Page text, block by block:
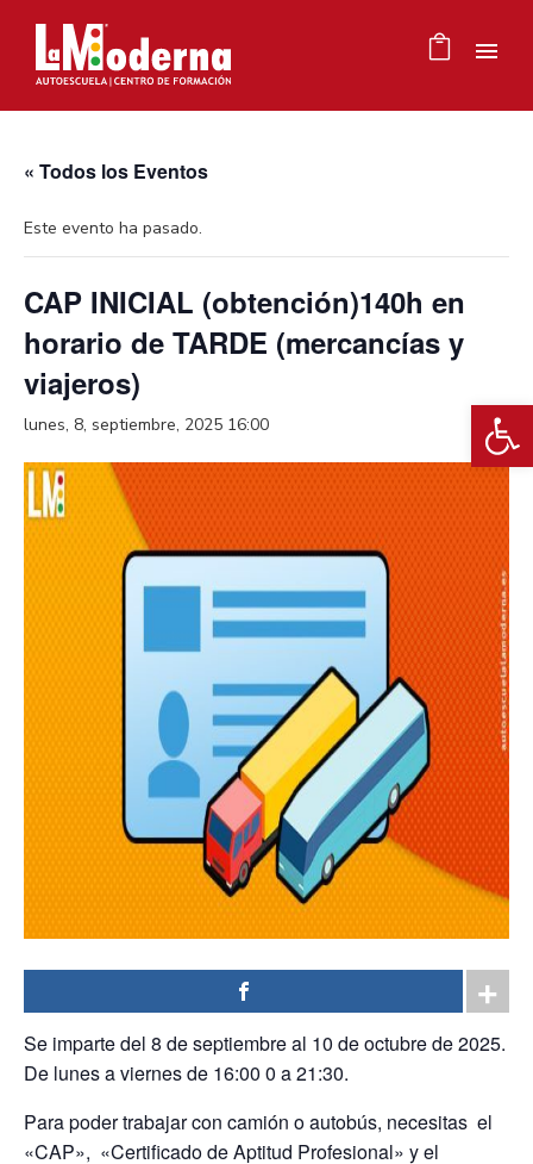
« Todos los Eventos
Este evento ha pasado.
CAP INICIAL (obtención)140h en
horario de TARDE (mercancías y
viajeros)
lunes, 8, septiembre, 2025 16:00
Se imparte del 8 de septiembre al 10 de octubre de 2025.
De lunes a viernes de 16:00 0 a 21:30.
Para poder trabajar con camión o autobús, necesitas el
«CAP», «Certificado de Aptitud Profesional» y el